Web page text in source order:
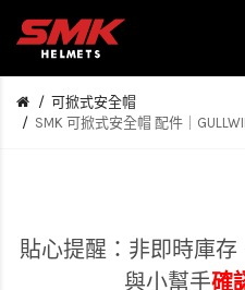
可掀式安全帽
SMK 可掀式安全帽 配件｜
貼心提醒：非即時庫存
與小幫手確